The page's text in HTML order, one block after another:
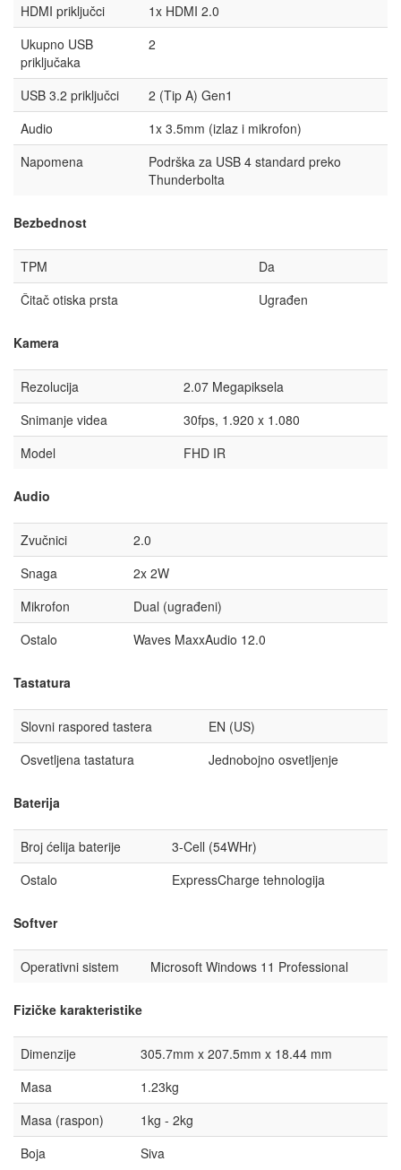
HDMI priključci
1x HDMI 2.0
Ukupno USB
priključaka
2
USB 3.2 priključci
2 (Tip A) Gen1
Audio
1x 3.5mm (izlaz i mikrofon)
Napomena
Podrška za USB 4 standard preko
Thunderbolta
Bezbednost
TPM
Da
Čitač otiska prsta
Ugrađen
Kamera
Rezolucija
2.07 Megapiksela
Snimanje videa
30fps, 1.920 x 1.080
Model
FHD IR
Audio
Zvučnici
2.0
Snaga
2x 2W
Mikrofon
Dual (ugrađeni)
Ostalo
Waves MaxxAudio 12.0
Tastatura
Slovni raspored tastera
EN (US)
Osvetljena tastatura
Jednobojno osvetljenje
Baterija
Broj ćelija baterije
3-Cell (54WHr)
Ostalo
ExpressCharge tehnologija
Softver
Operativni sistem Microsoft Windows 11 Professional
Fizičke karakteristike
Dimenzije
305.7mm x 207.5mm x 18.44 mm
Masa
1.23kg
Masa (raspon)
1kg - 2kg
Boja
Siva